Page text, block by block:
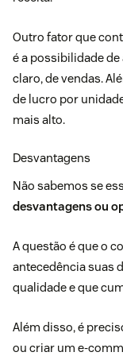
Outro fator que
é a possibilidade
claro, de vendas.
de lucro por
mais alto.
Desvantagens
Não sabemos se
desvantagens ou
A questão é que o
antecedência suas
qualidade e que
Além disso, é
ou criar um e-